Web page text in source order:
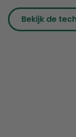
Bekijk de